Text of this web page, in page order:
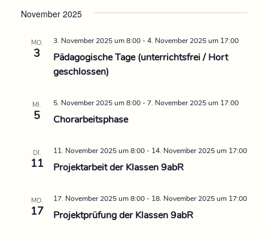
n
n
a
g
t
November 2025
MO.
3
Pädagogische Tage (unterrichtsfrei / Hort
geschlossen)
3. November 2025 um 8:00-4. November 2025 um 17:00
MI.
5 Chorarbeitsphase
5. November 2025 um 8:00-7. November 2025 um 17:00
DI.
11 Projektarbeit der Klassen 9abR
11. November 2025 um 8:00- 14. November 2025 um 17:00
MO.
17 Projektprüfung der Klassen 9abR
17. November 2025 um 8:00- 18. November 2025 um 17:00